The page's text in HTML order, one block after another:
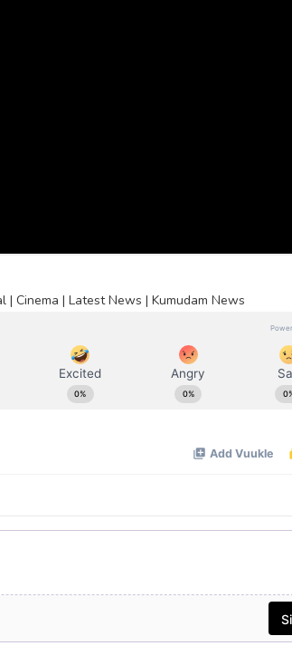
| Cinema | Latest News | Kumudam News